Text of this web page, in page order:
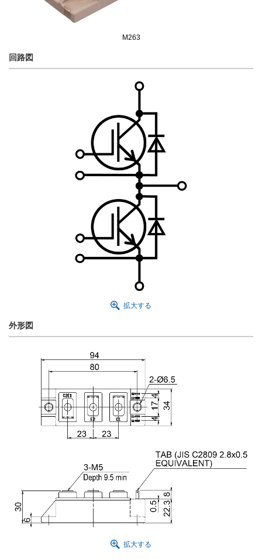
M263
回路図
拡大する
外形図
拡大する